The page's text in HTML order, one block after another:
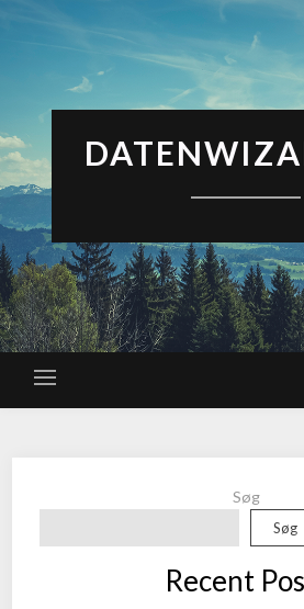
Søg
Søg
Recent